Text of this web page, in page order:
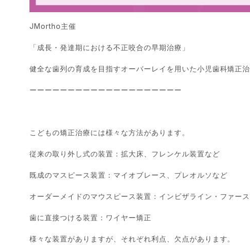
JMortho主催
「成長・発達期における不正咬合の早期治療」
健全な歯列の育成を目指すオーバーレイを用いた小児歯科矯正
ーーーーーーーーーーーーーーーーーーーー
こどもの矯正治療には様々な方法があります。
従来の取り外し式の装置：拡大床、フレンケル装置など
既成のマスピース装置：マイオブレース、プレオルソなど
オーダーメイドのマウスピース装置：インビザライン・ファー
歯に直接つける装置：ワイヤー矯正
様々な装置がありますが、それぞれ利点、欠点があります。